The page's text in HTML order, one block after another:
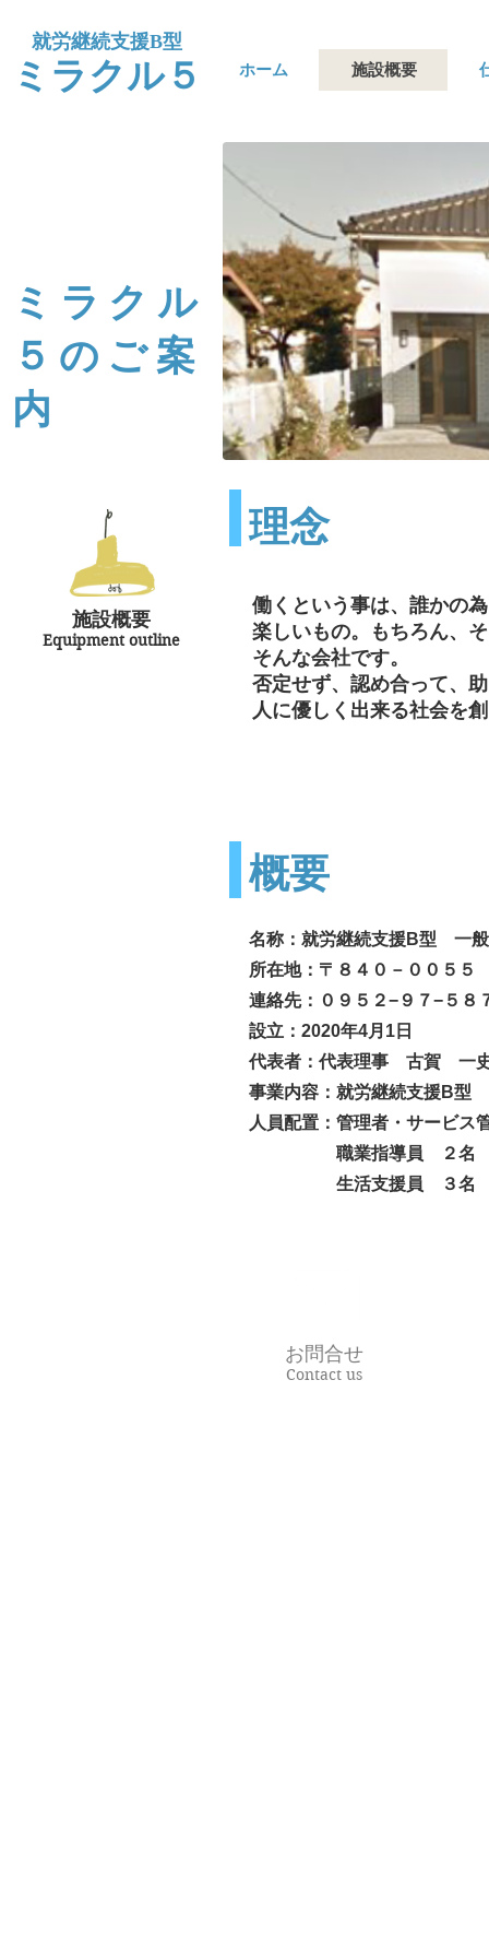
​就労継続支援B型
​ミラクル５ ホーム 施設概要
ミラクル
５のご案
内
施設概要
Equipment outline
理念
働くという事は、誰かの
楽しいもの。もちろん、
​そんな会社です。
否定せず、認め合って、
人に優しく出来る社会を
概要
名称：就労継続支援B型 一
所在地：〒８４０－００５
連絡先：０９５２−９７−５８
設立：2020年4月1日
代表者：代表理事 古賀 一
事業内容：就労継続支援B型
人員配置：管理者・サービ
職業指導員 ２名
生活支援員 ３名
お問合せ
Contact us